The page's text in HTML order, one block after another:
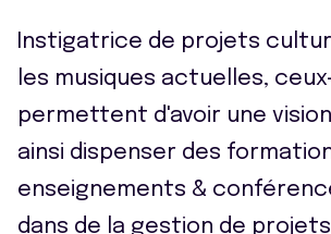
Instigatrice de projets
les musiques actuelles,
permettent d'avoir une vision
ainsi dispenser des
enseignements &
dans de la gestion de